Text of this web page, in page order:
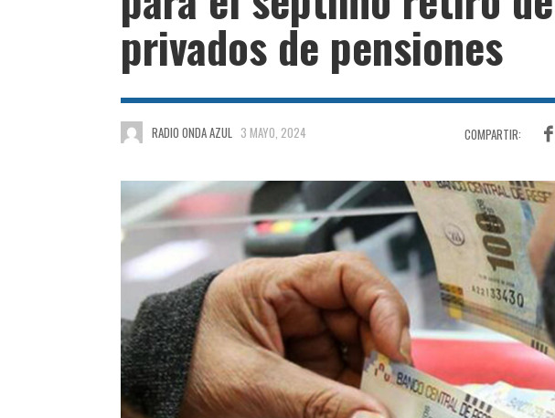
privados de pensiones
RADIO ONDA AZUL 3 MAYO, 2024